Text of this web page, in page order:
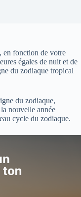
en fonction de votre
égales de nuit et de
du zodiaque tropical
du zodiaque,
nouvelle année
cycle du zodiaque.